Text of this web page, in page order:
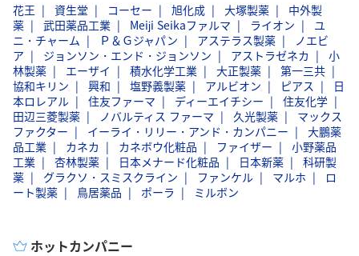
花王 資生堂 コーセー 旭化成 大塚製薬
中外製
薬
武田薬品工業 Meiji Seikaファルマ ライオン
ユ
ニ・チャーム
Ｐ＆Ｇジャパン アステラス製薬
ノエビ
ア
ジョンソン・エンド・ジョンソン アストラゼネカ
小
林製薬
エーザイ 積水化学工業 大正製薬
第一三共
協和キリン
興和 塩野義製薬 アルビオン ピアス
日
本ロレアル
住友ファーマ ディーエイチシー
住友化学
田辺三菱製薬
ノバルティス ファーマ 久光製薬
マックス
ファクター
イーライ・リリー・アンド・カンパニー
大鵬薬
品工業
カネカ カネボウ化粧品 ファイザー
小野薬品
工業
杏林製薬 日本メナード化粧品 日本新薬
科研製
薬
グラクソ・スミスクライン ファンケル マルホ
ロ
ート製薬
鳥居薬品 ポーラ ミルボン
ホットカンパニー